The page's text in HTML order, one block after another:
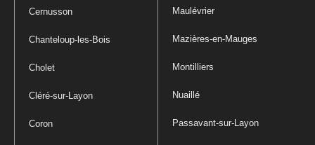
Cernusson
Chanteloup-les-Bois
Cholet
Cléré-sur-Layon
Coron
Maulévrier
Mazières-en-Mauges
Montilliers
Nuaillé
Passavant-sur-Layon